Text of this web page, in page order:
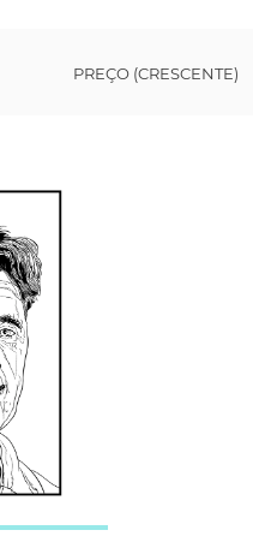
PREÇO (CRESCENTE)